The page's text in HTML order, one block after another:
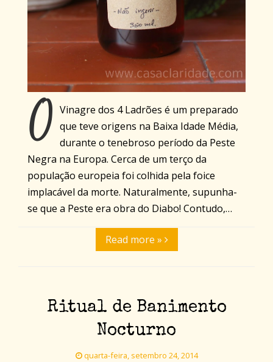
O Vinagre dos 4 Ladrões é um preparado
que teve origens na Baixa Idade Média,
durante o tenebroso período da Peste
Negra na Europa. Cerca de um terço da
população europeia foi colhida pela foice
implacável da morte. Naturalmente, supunha-
se que a Peste era obra do Diabo! Contudo,…
Read more »
Ritual de Banimento
Nocturno
quarta-feira, setembro 24, 2014